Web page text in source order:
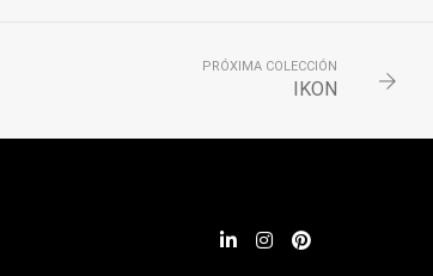
PRÓXIMA COLECCIÓN
IKON